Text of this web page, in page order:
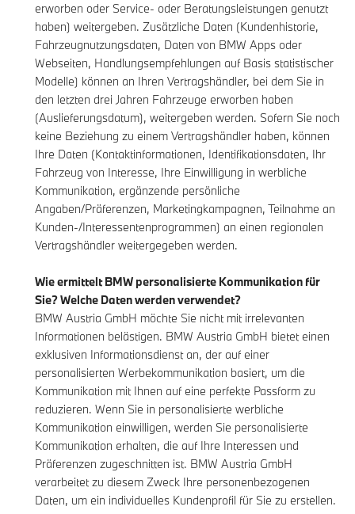
erworben oder Service- oder Beratungsleistungen genutzt
haben) weitergeben. Zusätzliche Daten (Kundenhistorie,
Fahrzeugnutzungsdaten, Daten von BMW Apps oder
Webseiten, Handlungsempfehlungen auf Basis statistischer
Modelle) können an Ihren Vertragshändler, bei dem Sie in
den letzten drei Jahren Fahrzeuge erworben haben
(Auslieferungsdatum), weitergeben werden. Sofern Sie noch
keine Beziehung zu einem Vertragshändler haben, können
Ihre Daten (Kontaktinformationen, Identifikationsdaten, Ihr
Fahrzeug von Interesse, Ihre Einwilligung in werbliche
Kommunikation, ergänzende persönliche
Angaben/Präferenzen, Marketingkampagnen, Teilnahme an
Kunden-/Interessentenprogrammen) an einen regionalen
Vertragshändler weitergegeben werden.
Wie ermittelt BMW personalisierte Kommunikation für
Sie? Welche Daten werden verwendet?
BMW Austria GmbH möchte Sie nicht mit irrelevanten
Informationen belästigen. BMW Austria GmbH bietet einen
exklusiven Informationsdienst an, der auf einer
personalisierten Werbekommunikation basiert, um die
Kommunikation mit Ihnen auf eine perfekte Passform zu
reduzieren. Wenn Sie in personalisierte werbliche
Kommunikation einwilligen, werden Sie personalisierte
Kommunikation erhalten, die auf Ihre Interessen und
Präferenzen zugeschnitten ist. BMW Austria GmbH
verarbeitet zu diesem Zweck Ihre personenbezogenen
Daten, um ein individuelles Kundenprofil für Sie zu erstellen.